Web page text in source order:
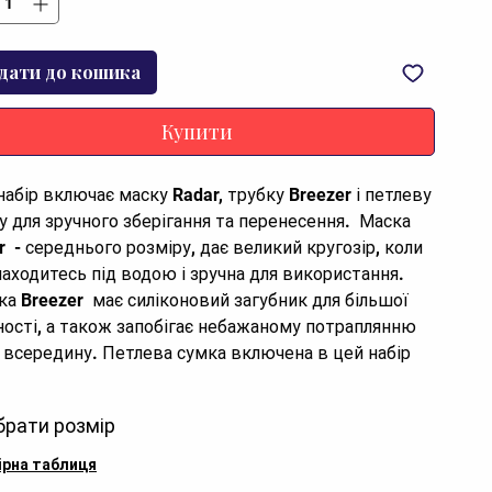
до кошика
Купити
включає маску Radar, трубку Breezer і петлеву
для зручного зберігання та перенесення.  Маска
- середнього розміру, дає великий кругозір, коли
під водою і зручна для використання.
Breezer  має силіконовий загубник для більшої
а також запобігає небажаному потраплянню
Петлева сумка включена в цей набір
розмір
таблиця